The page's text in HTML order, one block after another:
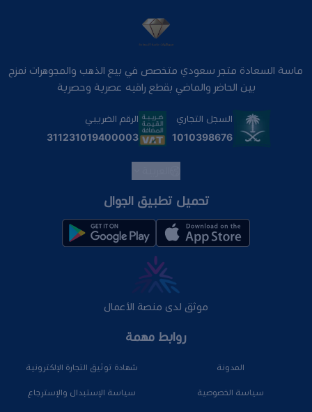
روابط مهمة
المدونة شهادة توثيق التجارة الإلكترونية
سياسة الخصوصية سياسة الإستبدال والإسترجاع
ماسة السعادة متجر سعودي متخصص في بيع الذهب والمجوهرات نمزج
بين الحاضر والماضي بقطع راقيه عصرية وحصرية
السجل التجاري
1010398676
الرقم الضريبي
311231019400003
تحميل تطبيق الجوال
موثق لدى منصة الأعمال